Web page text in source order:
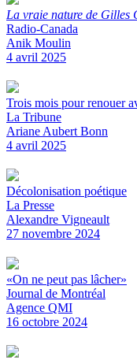
La vraie nature de Gilles
Radio-Canada
Anik Moulin
4 avril 2025
Trois mois pour renouer
La Tribune
Ariane Aubert Bonn
4 avril 2025
Décolonisation poétique
La Presse
Alexandre Vigneault
27 novembre 2024
«On ne peut pas lâcher»
Journal de Montréal
Agence QMI
16 octobre 2024